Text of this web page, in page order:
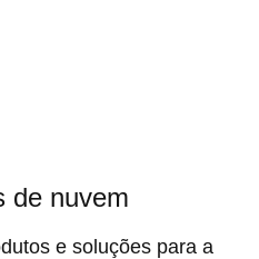
de nuvem
e soluções para a